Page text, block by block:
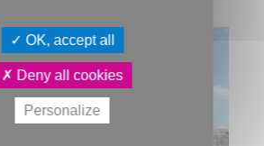
OK, accept all
Deny all cookies
Personalize